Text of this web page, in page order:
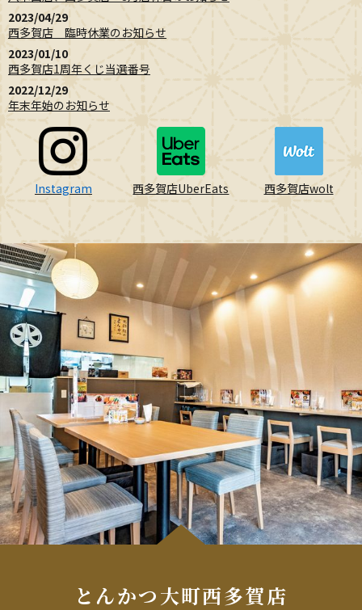
2023/04/29
西多賀店 臨時休業のお知らせ
2023/01/10
西多賀店1周年くじ当選番号
2022/12/29
年末年始のお知らせ
Instagram 西多賀店UberEats 西多賀店wolt
とんかつ大町西多賀店